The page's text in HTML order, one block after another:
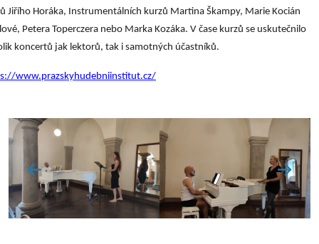
Jiřího Horáka, Instrumentálních kurzů Martina Škampy, Marie Kocián
Petera Toperczera nebo Marka Kozáka. V čase kurzů se uskutečnilo
koncertů jak lektorů, tak i samotných účastníků.
www.prazskyhudebniinstitut.cz/